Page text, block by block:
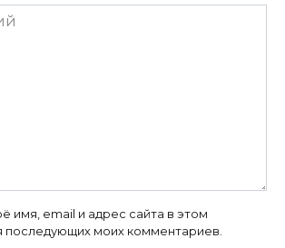
имя, email и адрес сайта в этом
последующих моих комментариев.